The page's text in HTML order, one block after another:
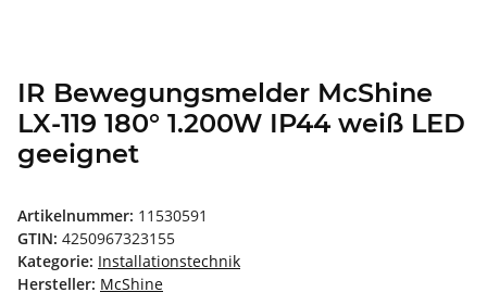
IR Bewegungsmelder McShine
LX-119 180° 1.200W IP44 weiß LED
geeignet
Artikelnummer: 11530591
GTIN: 4250967323155
Kategorie: Installationstechnik
Hersteller: McShine